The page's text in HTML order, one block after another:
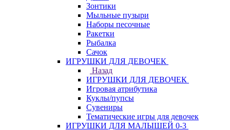
Зонтики
Мыльные пузыри
Наборы песочные
Ракетки
Рыбалка
Сачок
ИГРУШКИ ДЛЯ ДЕВОЧЕК
Назад
ИГРУШКИ ДЛЯ ДЕВОЧЕК
Игровая атрибутика
Куклы/пупсы
Сувениры
Тематические игры для девочек
ИГРУШКИ ДЛЯ МАЛЫШЕЙ 0-3